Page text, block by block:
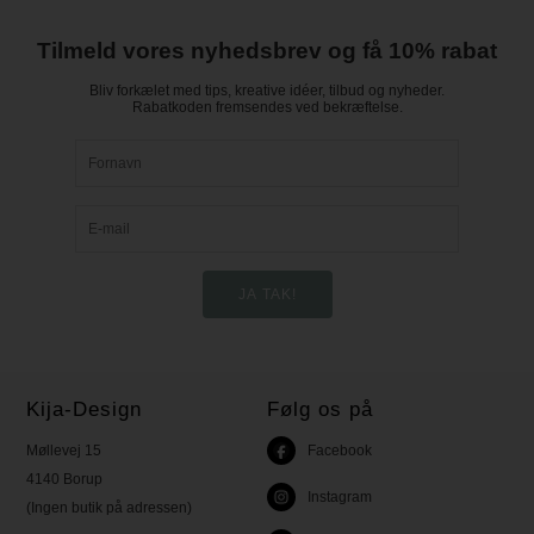
Tilmeld vores nyhedsbrev og få 10% rabat
Bliv forkælet med tips, kreative idéer, tilbud og nyheder.
Rabatkoden fremsendes ved bekræftelse.
Kija-Design
Møllevej 15
4140 Borup
(Ingen butik på adressen)
Følg os på
Facebook
Instagram